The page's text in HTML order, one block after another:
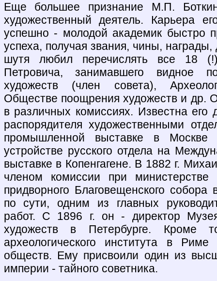
Еще большее признание М.П.
художественный деятель. Карьера
успешно - молодой академик быстро
успеха, получая звания, чины,
шутя любил перечислять все 18
Петровича, занимавшего видное
художеств (член совета),
Обществе поощрения художеств и др.
в различных комиссиях. Известна его
распорядителя художественными
промышленной выставке в
устройстве русского отдела на
выставке в Копенгагене. В 1882 г.
членом комиссии при
придворного Благовещенского
по сути, одним из главных
работ. С 1896 г. он - директор
художеств в Петербурге. Кроме
археологического института в
обществ. Ему присвоили один из
империи - тайного советника.